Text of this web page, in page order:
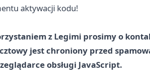
aktywacji kodu!
z Legimi prosimy o
jest chroniony przed
obsługi JavaScript.